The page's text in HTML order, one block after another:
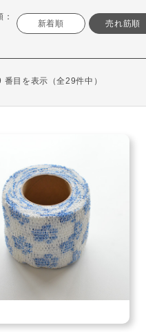
新着順 売れ筋順
番目を表示（全29件中）